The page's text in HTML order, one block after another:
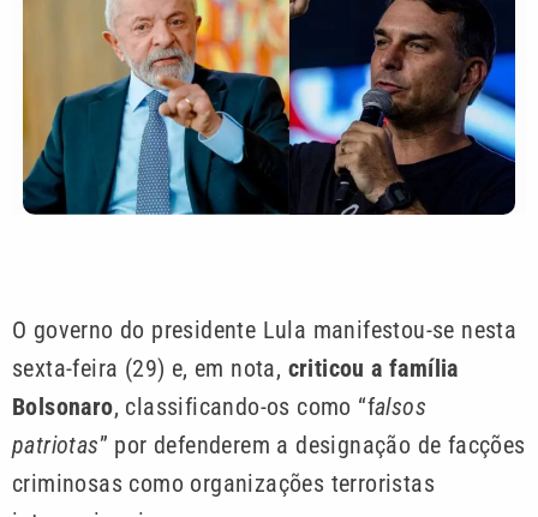
O governo do presidente Lula manifestou-se nesta
sexta-feira (29) e, em nota, criticou a família
Bolsonaro, classificando-os como “falsos
patriotas” por defenderem a designação de facções
criminosas como organizações terroristas